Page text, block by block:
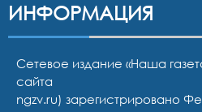
ИНФОРМАЦИЯ
Сетевое издание «Наша
сайта
ngzv.ru) зарегистрировано